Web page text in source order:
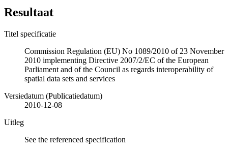
Resultaat
Titel specificatie
Commission Regulation (EU) No 1089/2010 of 23 November
2010 implementing Directive 2007/2/EC of the European
Parliament and of the Council as regards interoperability of
spatial data sets and services
Versiedatum (Publicatiedatum)
2010-12-08
Uitleg
See the referenced specification